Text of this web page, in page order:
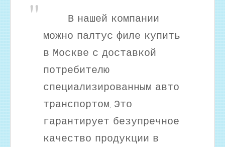
В нашей компании
можно палтус филе купить
в Москве с доставкой
потребителю
специализированным авто
транспортом. Это
гарантирует безупречное
качество продукции в